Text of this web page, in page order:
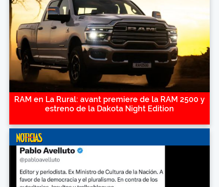
RAM en La Rural: avant premiere de la RAM 2500 y
estreno de la Dakota Night Edition